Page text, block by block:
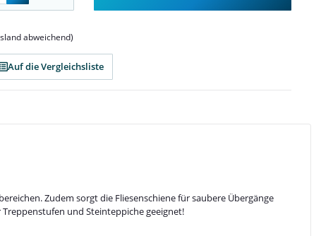
abweichend)
Auf die Vergleichsliste
Zudem sorgt die Fliesenschiene für saubere Übergänge
und Steinteppiche geeignet!